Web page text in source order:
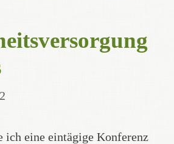
ich eine eintägige Konferenz